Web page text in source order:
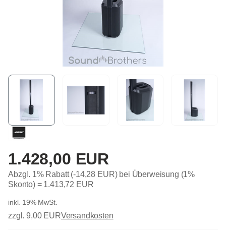
1.428,00 EUR
Abzgl. 1% Rabatt (-14,28 EUR) bei Überweisung (1%
Skonto) = 1.413,72 EUR
inkl. 19% MwSt.
zzgl. 9,00 EURVersandkosten